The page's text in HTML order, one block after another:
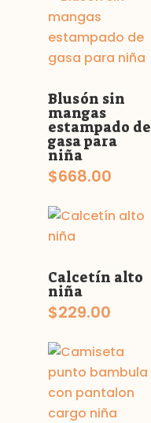
Blusón sin
mangas
estampado de
gasa para
niña
$668.00
Calcetín alto
niña
$229.00